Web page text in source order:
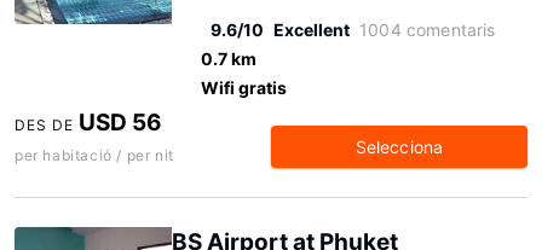
9.6/10 Excellent 1004 comentaris
0.7 km
Wifi gratis
DES DE USD 56
per habitació / per nit Selecciona
BS Airport at Phuket